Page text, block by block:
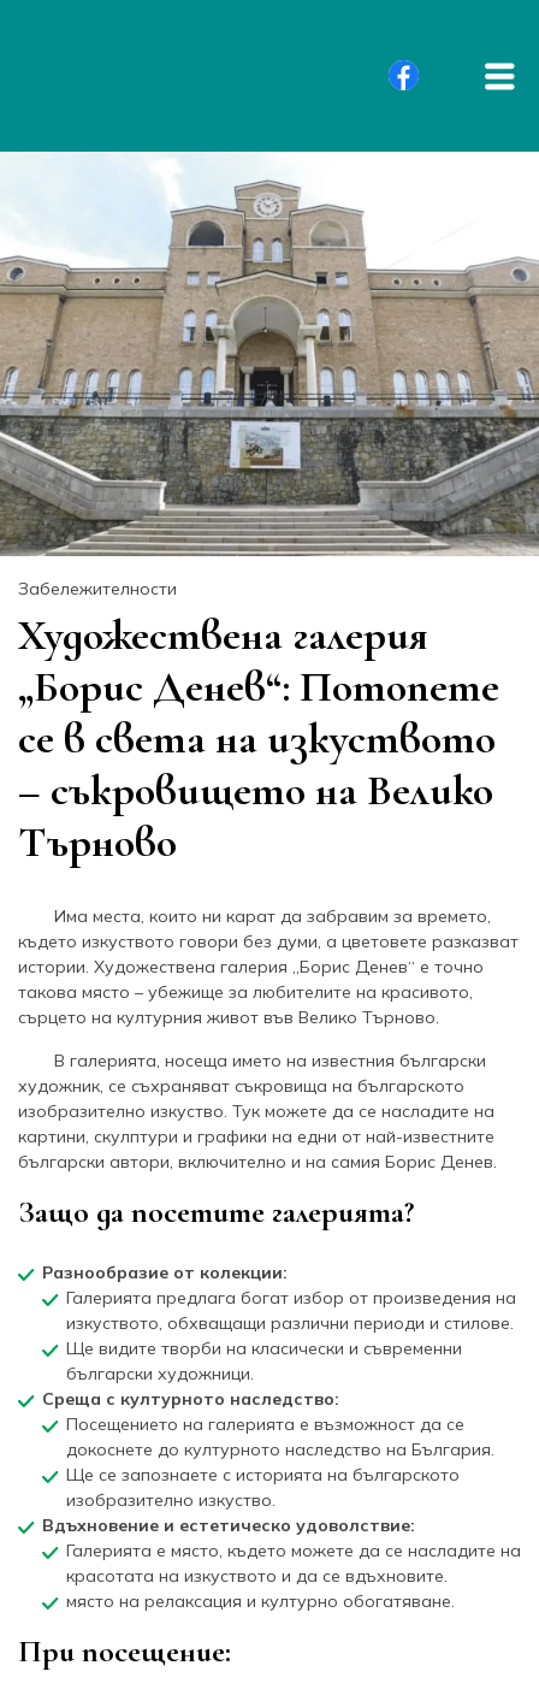
Забележителности
Художествена галерия
„Борис Денев“: Потопете
се в света на изкуството
– съкровището на Велико
Търново
Има места, които ни карат да забравим за времето,
където изкуството говори без думи, а цветовете разказват
истории. Художествена галерия „Борис Денев“ е точно
такова място – убежище за любителите на красивото,
сърцето на културния живот във Велико Търново.
В галерията, носеща името на известния български
художник, се съхраняват съкровища на българското
изобразително изкуство. Тук можете да се насладите на
картини, скулптури и графики на едни от най-известните
български автори, включително и на самия Борис Денев.
Защо да посетите галерията?
Разнообразие от колекции:
Галерията предлага богат избор от произведения на
изкуството, обхващащи различни периоди и стилове.
Ще видите творби на класически и съвременни
български художници.
Среща с културното наследство:
Посещението на галерията е възможност да се
докоснете до културното наследство на България.
Ще се запознаете с историята на българското
изобразително изкуство.
Вдъхновение и естетическо удоволствие:
Галерията е място, където можете да се насладите на
красотата на изкуството и да се вдъхновите.
място на релаксация и културно обогатяване.
При посещение: